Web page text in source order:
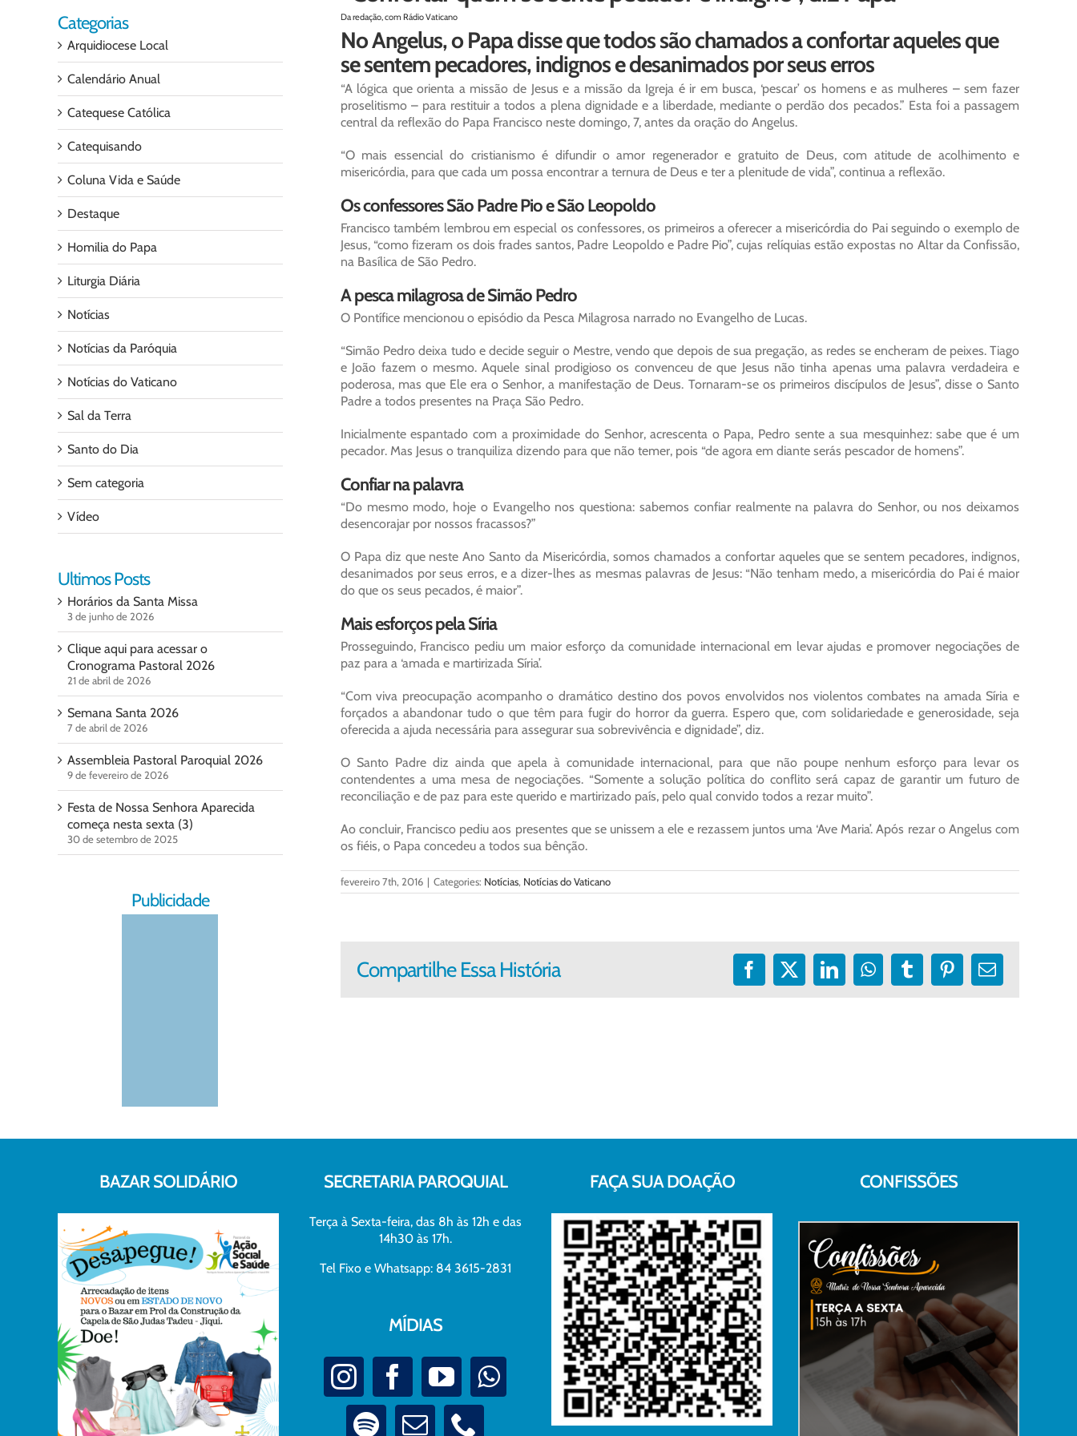
Da redação, com Rádio Vaticano
No Angelus, o Papa disse que todos são chamados a confortar aqueles que
se sentem pecadores, indignos e desanimados por seus erros
“A lógica que orienta a missão de Jesus e a missão da Igreja é ir em busca, ‘pescar’ os homens e as mulheres – sem fazer
proselitismo – para restituir a todos a plena dignidade e a liberdade, mediante o perdão dos pecados.” Esta foi a passagem
central da reflexão do Papa Francisco neste domingo, 7, antes da oração do Angelus.
“O mais essencial do cristianismo é difundir o amor regenerador e gratuito de Deus, com atitude de acolhimento e
misericórdia, para que cada um possa encontrar a ternura de Deus e ter a plenitude de vida”, continua a reflexão.
Os confessores São Padre Pio e São Leopoldo
Francisco também lembrou em especial os confessores, os primeiros a oferecer a misericórdia do Pai seguindo o exemplo de
Jesus, “como fizeram os dois frades santos, Padre Leopoldo e Padre Pio”, cujas relíquias estão expostas no Altar da Confissão,
na Basílica de São Pedro.
A pesca milagrosa de Simão Pedro
O Pontífice mencionou o episódio da Pesca Milagrosa narrado no Evangelho de Lucas.
“Simão Pedro deixa tudo e decide seguir o Mestre, vendo que depois de sua pregação, as redes se encheram de peixes. Tiago
e João fazem o mesmo. Aquele sinal prodigioso os convenceu de que Jesus não tinha apenas uma palavra verdadeira e
poderosa, mas que Ele era o Senhor, a manifestação de Deus. Tornaram-se os primeiros discípulos de Jesus”, disse o Santo
Padre a todos presentes na Praça São Pedro.
Inicialmente espantado com a proximidade do Senhor, acrescenta o Papa, Pedro sente a sua mesquinhez: sabe que é um
pecador. Mas Jesus o tranquiliza dizendo para que não temer, pois “de agora em diante serás pescador de homens”.
Confiar na palavra
“Do mesmo modo, hoje o Evangelho nos questiona: sabemos confiar realmente na palavra do Senhor, ou nos deixamos
desencorajar por nossos fracassos?”
O Papa diz que neste Ano Santo da Misericórdia, somos chamados a confortar aqueles que se sentem pecadores, indignos,
desanimados por seus erros, e a dizer-lhes as mesmas palavras de Jesus: “Não tenham medo, a misericórdia do Pai é maior
do que os seus pecados, é maior”.
Mais esforços pela Síria
Prosseguindo, Francisco pediu um maior esforço da comunidade internacional em levar ajudas e promover negociações de
paz para a ‘amada e martirizada Síria’.
“Com viva preocupação acompanho o dramático destino dos povos envolvidos nos violentos combates na amada Síria e
forçados a abandonar tudo o que têm para fugir do horror da guerra. Espero que, com solidariedade e generosidade, seja
oferecida a ajuda necessária para assegurar sua sobrevivência e dignidade”, diz.
O Santo Padre diz ainda que apela à comunidade internacional, para que não poupe nenhum esforço para levar os
contendentes a uma mesa de negociações. “Somente a solução política do conflito será capaz de garantir um futuro de
reconciliação e de paz para este querido e martirizado país, pelo qual convido todos a rezar muito”.
Ao concluir, Francisco pediu aos presentes que se unissem a ele e rezassem juntos uma ‘Ave Maria’. Após rezar o Angelus com
os fiéis, o Papa concedeu a todos sua bênção.
fevereiro 7th, 2016 | Categories: Notícias, Notícias do Vaticano
Compartilhe Essa História Facebook
X LinkedInWhatsApp
TumblrPinterest
E-
Categorias
Arquidiocese Local
Calendário Anual
Catequese Católica
Catequisando
Coluna Vida e Saúde
Destaque
Homilia do Papa
Liturgia Diária
Notícias
Notícias da Paróquia
Notícias do Vaticano
Sal da Terra
Santo do Dia
Sem categoria
Vídeo
Ultimos Posts
Horários da Santa Missa
3 de junho de 2026
Clique aqui para acessar o
Cronograma Pastoral 2026
21 de abril de 2026
Semana Santa 2026
7 de abril de 2026
Assembleia Pastoral Paroquial 2026
9 de fevereiro de 2026
Festa de Nossa Senhora Aparecida
começa nesta sexta (3)
30 de setembro de 2025
Publicidade
BAZAR SOLIDÁRIO SECRETARIA PAROQUIAL
Terça à Sexta-feira, das 8h às 12h e das
14h30 às 17h.
Tel Fixo e Whatsapp: 84 3615-2831
MÍDIAS
FAÇA SUA DOAÇÃO CONFISSÕES